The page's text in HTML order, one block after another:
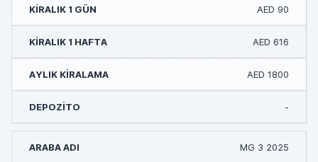
AED 90
AED 616
AED 1800
-
MG 3 2025